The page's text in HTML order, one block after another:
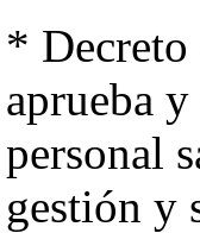
* Decreto
aprueba
personal
gestión y